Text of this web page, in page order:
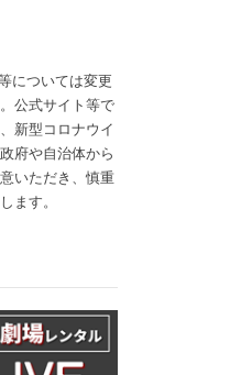
については変更
公式サイト等で
新型コロナウイ
府や自治体から
いただき、慎重
ます。